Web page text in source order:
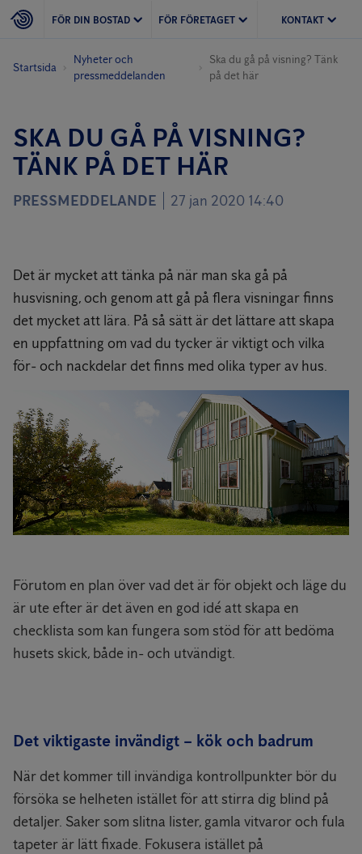
FÖR DIN BOSTAD FÖR FÖRETAGET KONTAKT
Startsida
Nyheter och
pressmeddelanden
Ska du gå på visning? Tänk
på det här
SKA DU GÅ PÅ VISNING?
TÄNK PÅ DET HÄR
PRESSMEDDELANDE 27 jan 2020 14:40
Det är mycket att tänka på när man ska gå på
husvisning, och genom att gå på flera visningar finns
det mycket att lära. På så sätt är det lättare att skapa
en uppfattning om vad du tycker är viktigt och vilka
för- och nackdelar det finns med olika typer av hus.
Förutom en plan över vad det är för objekt och läge du
är ute efter är det även en god idé att skapa en
checklista som kan fungera som stöd för att bedöma
husets skick, både in- och utvändigt.
Det viktigaste invändigt – kök och badrum
När det kommer till invändiga kontrollpunkter bör du
försöka se helheten istället för att stirra dig blind på
detaljer. Saker som slitna lister, gamla vitvaror och fula
tapeter är lätt fixade. Fokusera istället på